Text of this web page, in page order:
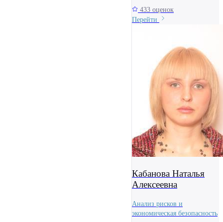
433 оценок
Перейти
Кабанова Наталья
Алексеевна
Анализ рисков и
экономическая безопасность